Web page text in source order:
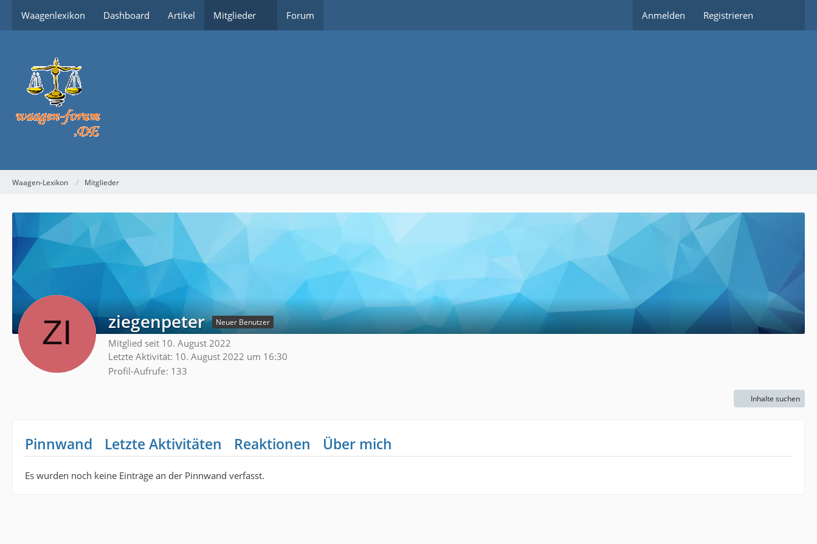
Waagenlexikon Dashboard Artikel Mitglieder Forum Anmelden Registrieren
Waagen-Lexikon Mitglieder
ziegenpeter Neuer Benutzer
Mitglied seit 10. August 2022
Letzte Aktivität: 10. August 2022 um 16:30
Profil-Aufrufe 133
Inhalte suchen
Pinnwand Letzte Aktivitäten Reaktionen Über mich
Es wurden noch keine Einträge an der Pinnwand verfasst.